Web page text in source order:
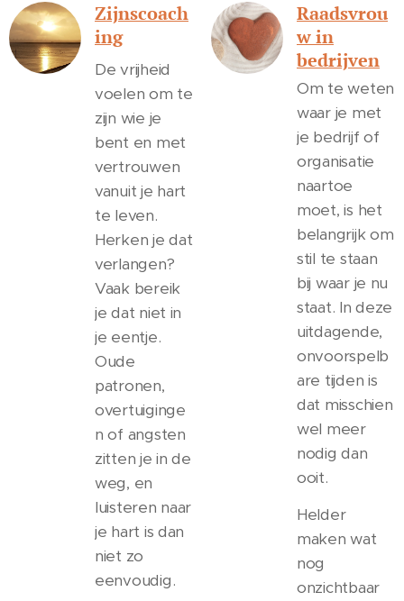
Zijnscoach
ing
De vrijheid
voelen om te
zijn wie je
bent en met
vertrouwen
vanuit je hart
te leven.
Herken je dat
verlangen?
Vaak bereik
je dat niet in
je eentje.
Oude
patronen,
overtuiginge
n of angsten
zitten je in de
weg, en
luisteren naar
je hart is dan
niet zo
eenvoudig.
Raadsvrou
w in
bedrijven
Om te weten
waar je met
je bedrijf of
organisatie
naartoe
moet, is het
belangrijk om
stil te staan
bij waar je nu
staat. In deze
uitdagende,
onvoorspelb
are tijden is
dat misschien
wel meer
nodig dan
ooit.
Helder
maken wat
nog
onzichtbaar